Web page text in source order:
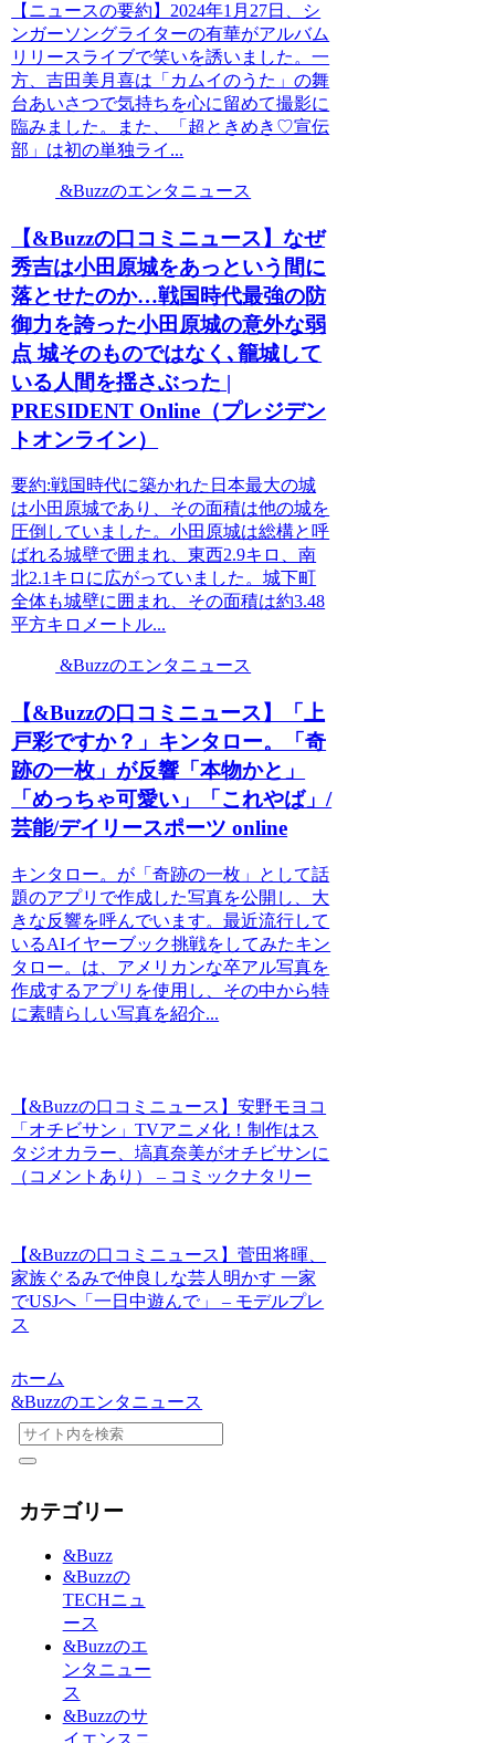
【ニュースの要約】2024年1月27日、シ
ンガーソングライターの有華がアルバム
リリースライブで笑いを誘いました。一
方、吉田美月喜は「カムイのうた」の舞
台あいさつで気持ちを心に留めて撮影に
臨みました。また、「超ときめき♡宣伝
部」は初の単独ライ...
&Buzzのエンタニュース
【&Buzzの口コミニュース】なぜ
秀吉は小田原城をあっという間に
落とせたのか…戦国時代最強の防
御力を誇った小田原城の意外な弱
点 城そのものではなく､籠城して
いる人間を揺さぶった |
PRESIDENT Online（プレジデン
トオンライン）
要約:戦国時代に築かれた日本最大の城
は小田原城であり、その面積は他の城を
圧倒していました。小田原城は総構と呼
ばれる城壁で囲まれ、東西2.9キロ、南
北2.1キロに広がっていました。城下町
全体も城壁に囲まれ、その面積は約3.48
平方キロメートル...
&Buzzのエンタニュース
【&Buzzの口コミニュース】「上
戸彩ですか？」キンタロー。「奇
跡の一枚」が反響「本物かと」
「めっちゃ可愛い」「これやば」/
芸能/デイリースポーツ online
キンタロー。が「奇跡の一枚」として話
題のアプリで作成した写真を公開し、大
きな反響を呼んでいます。最近流行して
いるAIイヤーブック挑戦をしてみたキン
タロー。は、アメリカンな卒アル写真を
作成するアプリを使用し、その中から特
に素晴らしい写真を紹介...
【&Buzzの口コミニュース】安野モヨコ
「オチビサン」TVアニメ化！制作はス
タジオカラー、塙真奈美がオチビサンに
（コメントあり） – コミックナタリー
【&Buzzの口コミニュース】菅田将暉、
家族ぐるみで仲良しな芸人明かす 一家
でUSJへ「一日中遊んで」 – モデルプレ
ス
ホーム
&Buzzのエンタニュース
カテゴリー
&Buzz
&Buzzの
TECHニュ
ース
&Buzzのエ
ンタニュー
ス
&Buzzのサ